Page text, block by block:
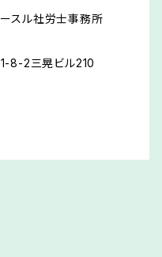
スル社労士事務所
8-2三晃ビル210